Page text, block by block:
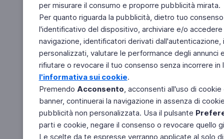
per misurare il consumo e proporre pubblicità mirata.
Per quanto riguarda la pubblicità, dietro tuo
l'identificativo del dispositivo, archiviare e/o
navigazione, identificatori derivati
personalizzati, valutare le performance degli
rifiutare o revocare il tuo consenso senza incorrere
l'informativa sui cookie.
Premendo Acconsento, acconsenti all'uso di
banner, continuerai la navigazione in assenza di
pubblicità non personalizzata. Usa il pulsante
parti e cookie, negare il consenso o revocare quello
Le scelte da te espresse verranno applicate al solo